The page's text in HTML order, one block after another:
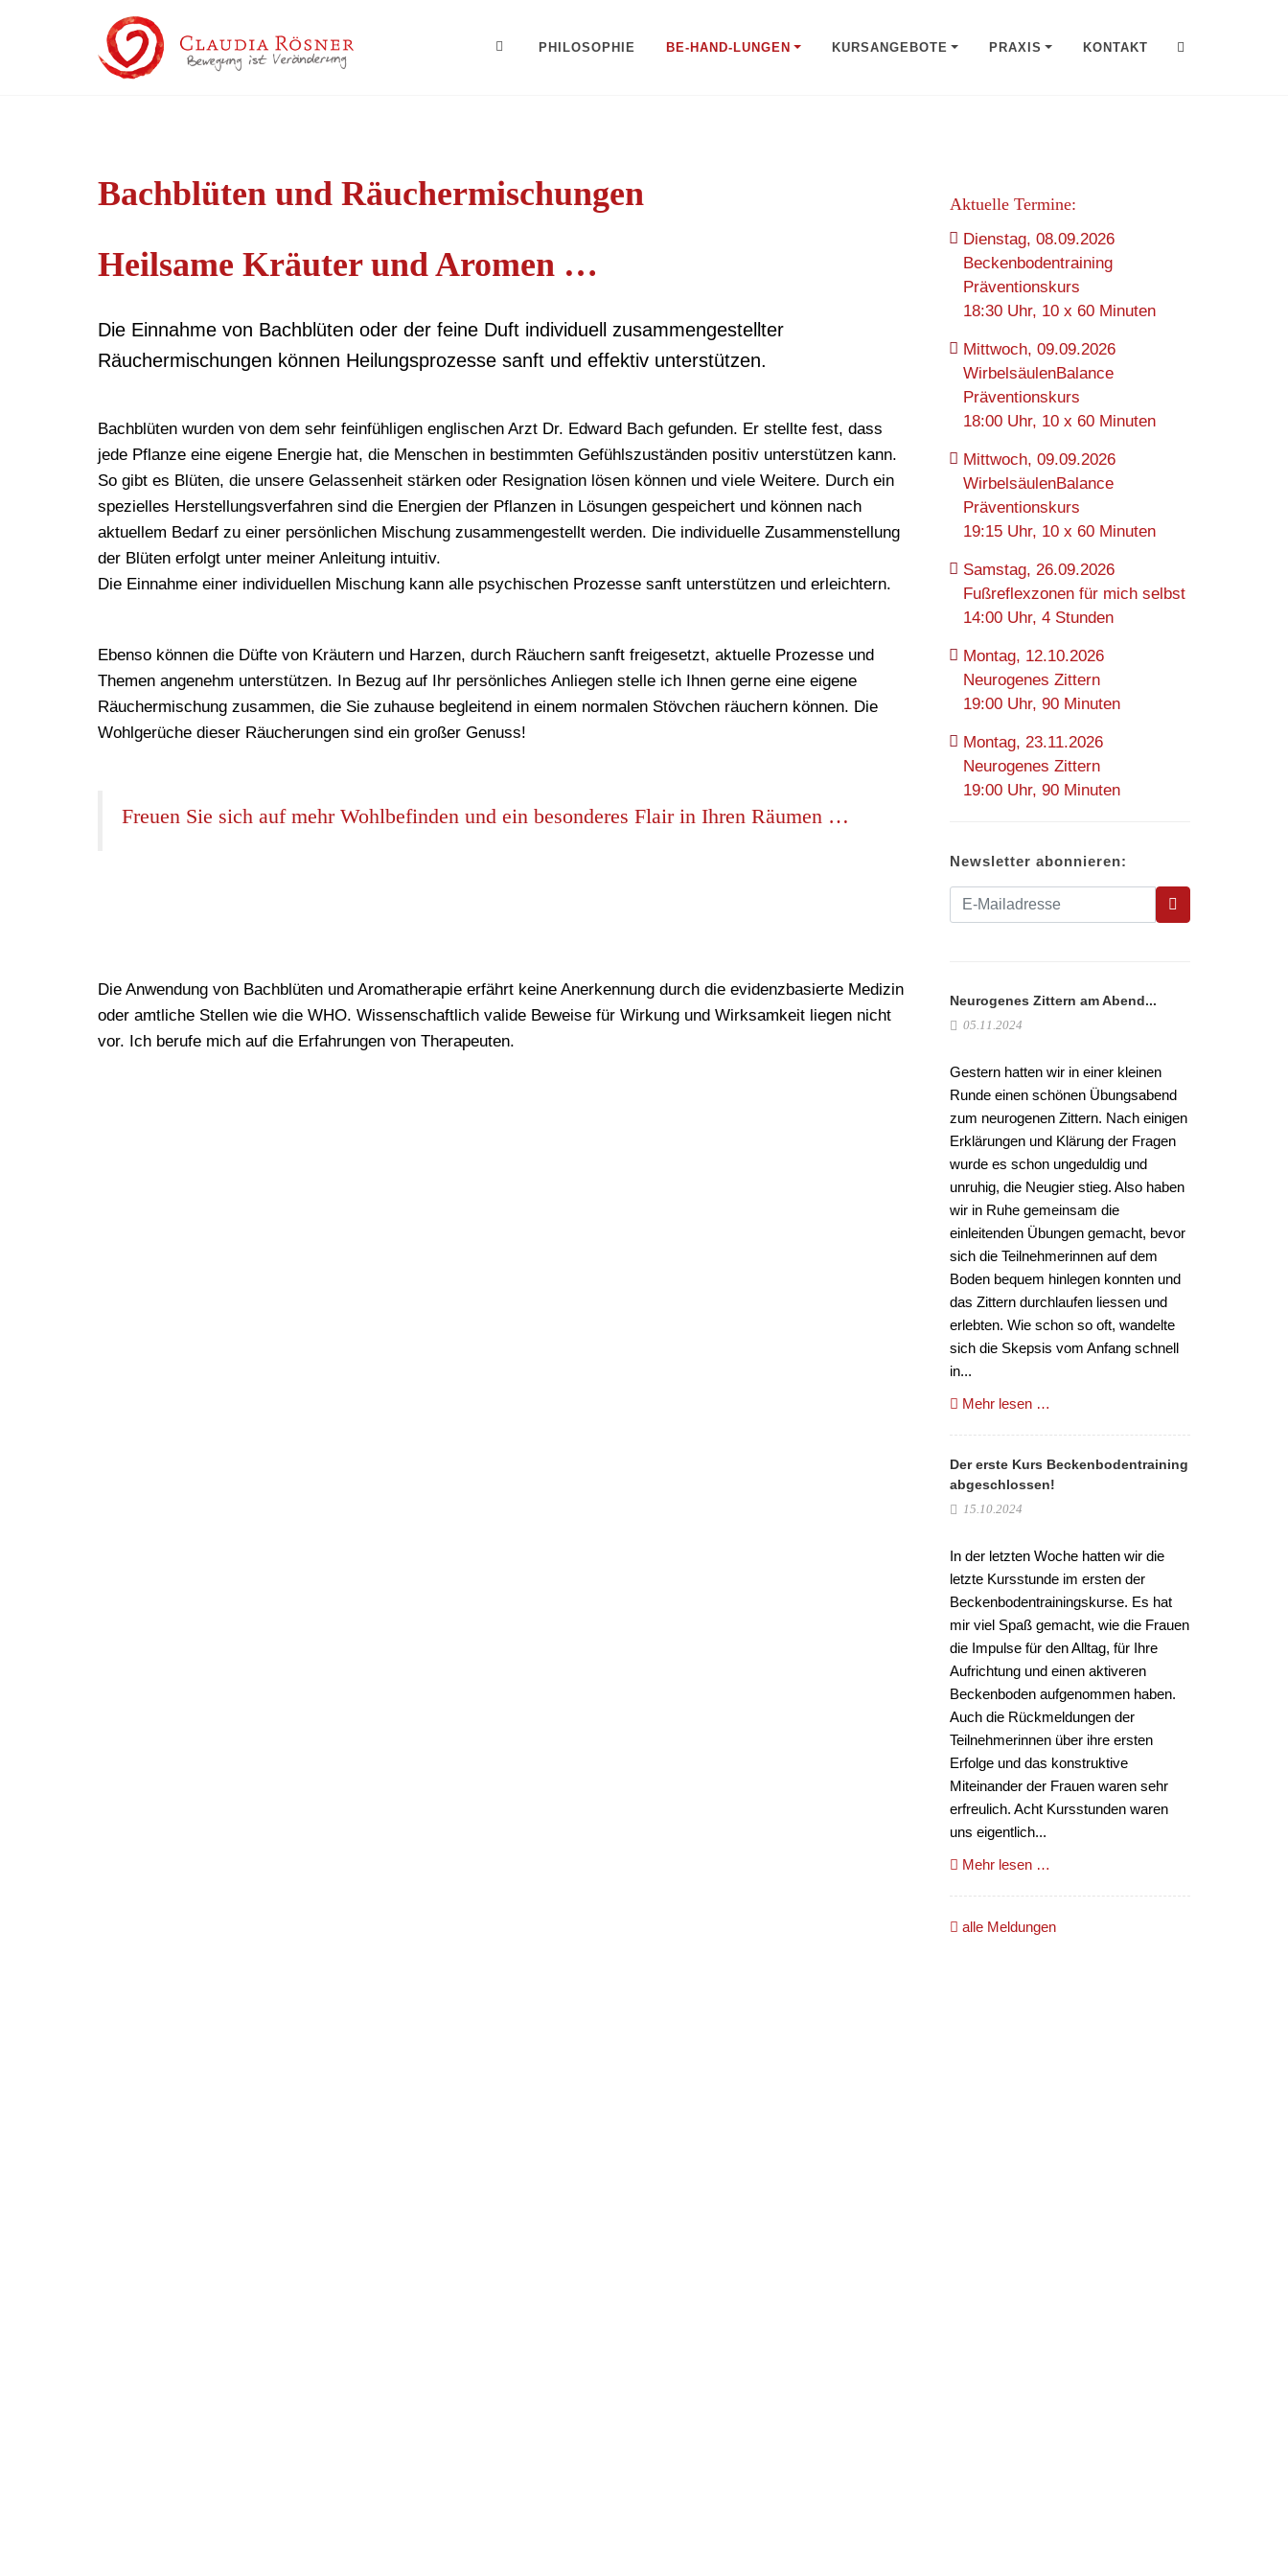
PHILOSOPHIE BE-HAND-LUNGEN KURSANGEBOTE PRAXIS KONTAKT
Bachblüten und Räuchermischungen
Heilsame Kräuter und Aromen …
Die Einnahme von Bachblüten oder der feine Duft individuell zusammengestellter
Räuchermischungen können Heilungsprozesse sanft und effektiv unterstützen.
Bachblüten wurden von dem sehr feinfühligen englischen Arzt Dr. Edward Bach gefunden. Er stellte fest, dass
jede Pflanze eine eigene Energie hat, die Menschen in bestimmten Gefühlszuständen positiv unterstützen kann.
So gibt es Blüten, die unsere Gelassenheit stärken oder Resignation lösen können und viele Weitere. Durch ein
spezielles Herstellungsverfahren sind die Energien der Pflanzen in Lösungen gespeichert und können nach
aktuellem Bedarf zu einer persönlichen Mischung zusammengestellt werden. Die individuelle Zusammenstellung
der Blüten erfolgt unter meiner Anleitung intuitiv.
Die Einnahme einer individuellen Mischung kann alle psychischen Prozesse sanft unterstützen und erleichtern.
Ebenso können die Düfte von Kräutern und Harzen, durch Räuchern sanft freigesetzt, aktuelle Prozesse und
Themen angenehm unterstützen. In Bezug auf Ihr persönliches Anliegen stelle ich Ihnen gerne eine eigene
Räuchermischung zusammen, die Sie zuhause begleitend in einem normalen Stövchen räuchern können. Die
Wohlgerüche dieser Räucherungen sind ein großer Genuss!
Freuen Sie sich auf mehr Wohlbefinden und ein besonderes Flair in Ihren Räumen …
Die Anwendung von Bachblüten und Aromatherapie erfährt keine Anerkennung durch die evidenzbasierte Medizin
oder amtliche Stellen wie die WHO. Wissenschaftlich valide Beweise für Wirkung und Wirksamkeit liegen nicht
vor. Ich berufe mich auf die Erfahrungen von Therapeuten.
Aktuelle Termine:
Dienstag, 08.09.2026
Beckenbodentraining
Präventionskurs
18:30 Uhr, 10 x 60 Minuten
Mittwoch, 09.09.2026
WirbelsäulenBalance
Präventionskurs
18:00 Uhr, 10 x 60 Minuten
Mittwoch, 09.09.2026
WirbelsäulenBalance
Präventionskurs
19:15 Uhr, 10 x 60 Minuten
Samstag, 26.09.2026
Fußreflexzonen für mich selbst
14:00 Uhr, 4 Stunden
Montag, 12.10.2026
Neurogenes Zittern
19:00 Uhr, 90 Minuten
Montag, 23.11.2026
Neurogenes Zittern
19:00 Uhr, 90 Minuten
Newsletter abonnieren:
Neurogenes Zittern am Abend...
05.11.2024
Gestern hatten wir in einer kleinen
Runde einen schönen Übungsabend
zum neurogenen Zittern. Nach einigen
Erklärungen und Klärung der Fragen
wurde es schon ungeduldig und
unruhig, die Neugier stieg. Also haben
wir in Ruhe gemeinsam die
einleitenden Übungen gemacht, bevor
sich die Teilnehmerinnen auf dem
Boden bequem hinlegen konnten und
das Zittern durchlaufen liessen und
erlebten. Wie schon so oft, wandelte
sich die Skepsis vom Anfang schnell
in...
Mehr lesen …
Der erste Kurs Beckenbodentraining
abgeschlossen!
15.10.2024
In der letzten Woche hatten wir die
letzte Kursstunde im ersten der
Beckenbodentrainingskurse. Es hat
mir viel Spaß gemacht, wie die Frauen
die Impulse für den Alltag, für Ihre
Aufrichtung und einen aktiveren
Beckenboden aufgenommen haben.
Auch die Rückmeldungen der
Teilnehmerinnen über ihre ersten
Erfolge und das konstruktive
Miteinander der Frauen waren sehr
erfreulich. Acht Kursstunden waren
uns eigentlich...
Mehr lesen …
alle Meldungen